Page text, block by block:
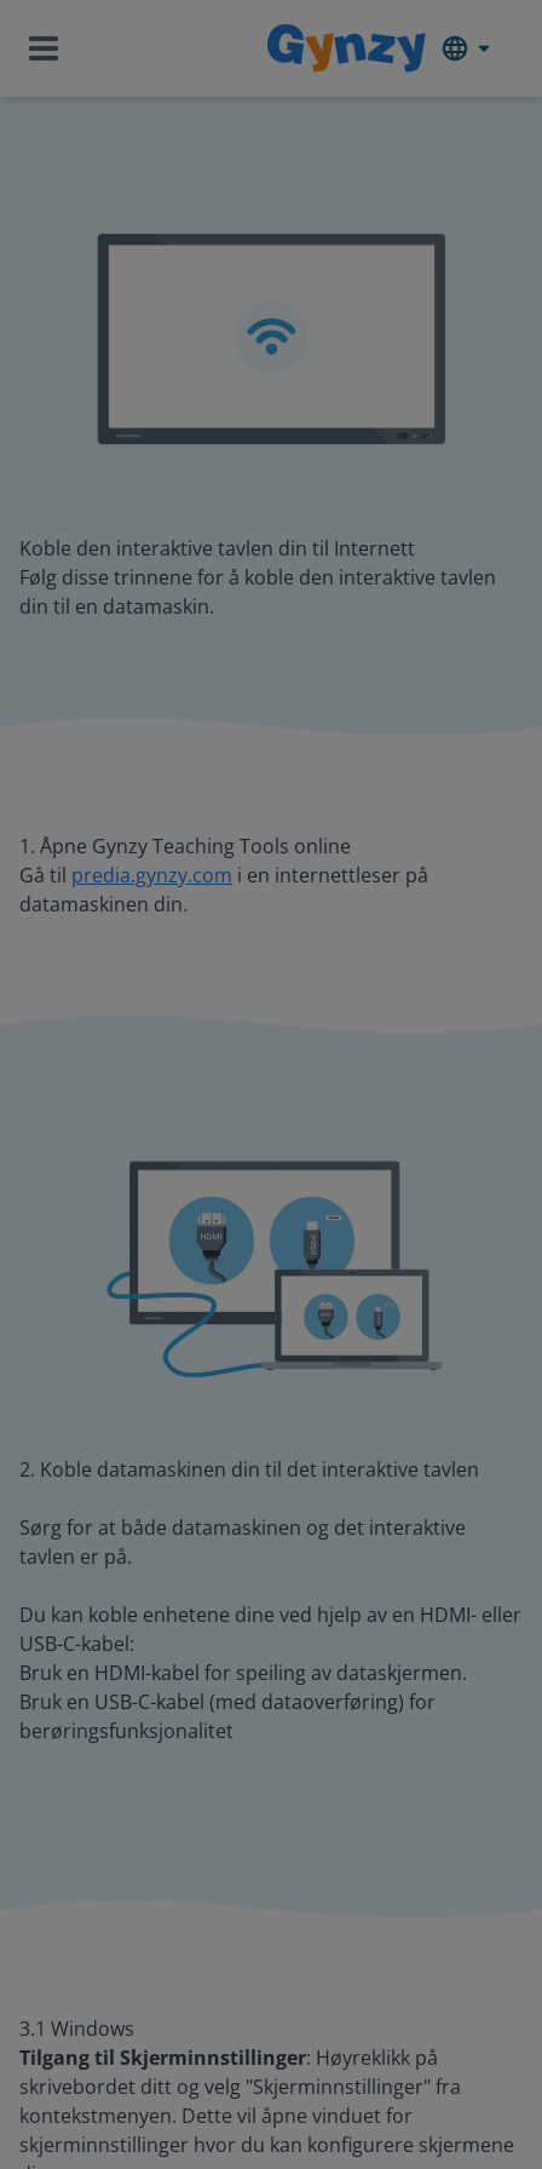
Koble den interaktive tavlen din til Internett
Følg disse trinnene for å koble den interaktive tavlen
din til en datamaskin.
1. Åpne Gynzy Teaching Tools online
Gå til predia.gynzy.com i en internettleser på
datamaskinen din.
2. Koble datamaskinen din til det interaktive tavlen
Sørg for at både datamaskinen og det interaktive
tavlen er på.
Du kan koble enhetene dine ved hjelp av en HDMI- eller
USB-C-kabel:
Bruk en HDMI-kabel for speiling av dataskjermen.
Bruk en USB-C-kabel (med dataoverføring) for
berøringsfunksjonalitet
3.1 Windows
Tilgang til Skjerminnstillinger: Høyreklikk på
skrivebordet ditt og velg "Skjerminnstillinger" fra
kontekstmenyen. Dette vil åpne vinduet for
skjerminnstillinger hvor du kan konfigurere skjermene